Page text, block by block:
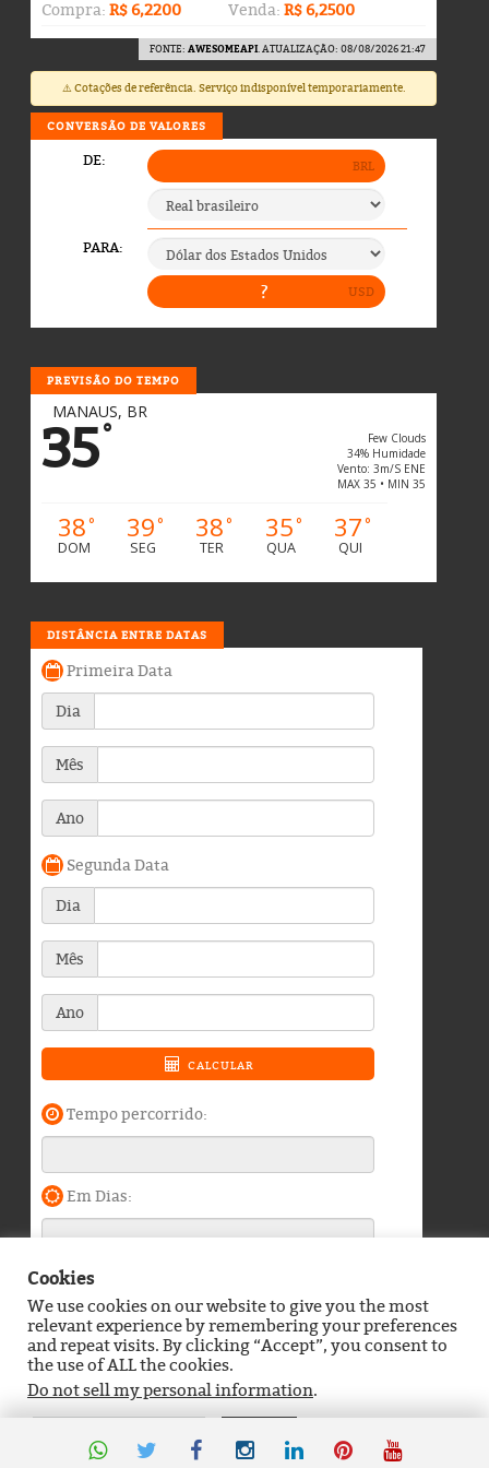
Compra: R$ 6,2200 Venda: R$ 6,2500
FONTE: AWESOMEAPI. ATUALIZAÇÃO: 08/08/2026 21:47
⚠️ Cotações de referência. Serviço indisponível temporariamente.
CONVERSÃO DE VALORES
PREVISÃO DO TEMPO
MANAUS, BR
35°
Few Clouds
34% Humidade
Vento: 3m/s ENE
MAX 35 • MIN 35
38°
DOM
39°
SEG
38°
TER
35°
QUA
37°
QUI
DISTÂNCIA ENTRE DATAS
Blog do Durango Duarte © 2026. Todos os direitos
reservados.
Política de Privacidade
Cookies
We use cookies on our website to give you the most
relevant experience by remembering your preferences
and repeat visits. By clicking “Accept”, you consent to
the use of ALL the cookies.
Do not sell my personal information.